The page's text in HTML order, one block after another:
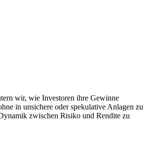
wir, wie Investoren ihre Gewinne
in unsichere oder spekulative Anlagen zu
zwischen Risiko und Rendite zu